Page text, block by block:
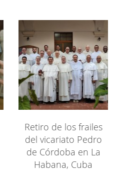
Retiro de los frailes
del vicariato Pedro
de Córdoba en La
Habana, Cuba